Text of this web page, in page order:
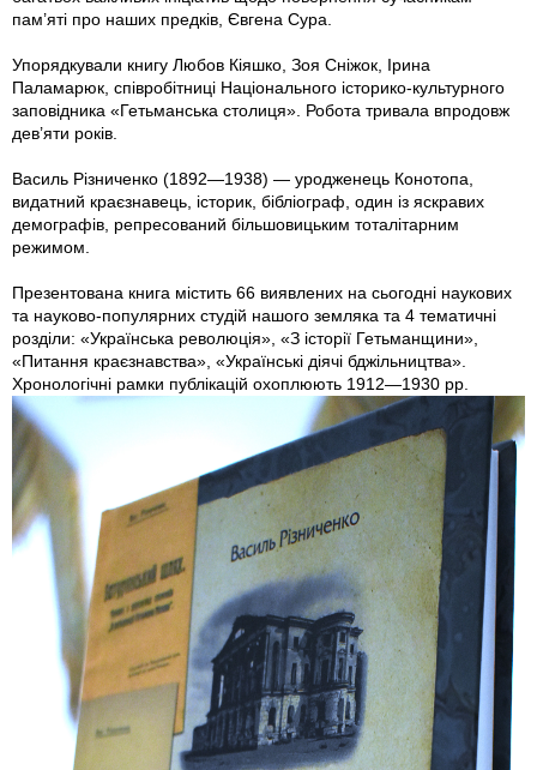
пам’яті про наших предків, Євгена Сура.
Упорядкували книгу Любов Кiяшко, Зоя Снiжок, Ірина
Паламарюк, співробітниці Національного історико-культурного
заповідника «Гетьманська столиця». Робота тривала впродовж
дев’яти років.
Василь Рiзниченко (1892—1938) — уродженець Конотопа,
видатний краєзнавець, історик, бібліограф, один із яскравих
демографів, репресований більшовицьким тоталітарним
режимом.
Презентована книга містить 66 виявлених на сьогодні наукових
та науково-популярних студій нашого земляка та 4 тематичні
розділи: «Українська революція», «З історії Гетьманщини»,
«Питання краєзнавства», «Українські діячі бджільництва».
Хронологічні рамки публікацій охоплюють 1912—1930 рр.